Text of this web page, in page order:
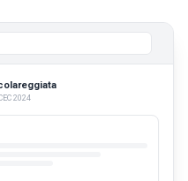
2024